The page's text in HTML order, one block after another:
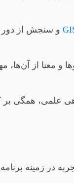
و سنجش از دور
و معنا از
همگی بر
در زمینه